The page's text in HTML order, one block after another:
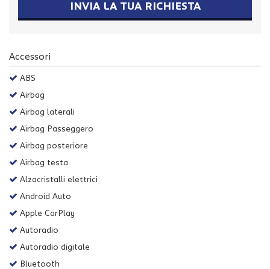
INVIA LA TUA RICHIESTA
Accessori
ABS
Airbag
Airbag laterali
Airbag Passeggero
Airbag posteriore
Airbag testa
Alzacristalli elettrici
Android Auto
Apple CarPlay
Autoradio
Autoradio digitale
Bluetooth